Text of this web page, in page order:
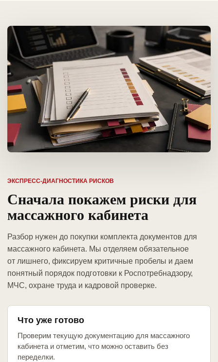
ЭКСПРЕСС-ДИАГНОСТИКА РИСКОВ
Сначала покажем риски для
массажного кабинета
Разбор нужен до покупки комплекта документов для
массажного кабинета. Мы отделяем обязательное
от лишнего, фиксируем критичные пробелы и даем
понятный порядок подготовки к Роспотребнадзору,
МЧС, охране труда и кадровой проверке.
Что уже готово
Проверим текущую документацию для массажного
кабинета и отметим, что можно оставить без
переделки.